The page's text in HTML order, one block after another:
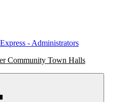
- Administrators
Community Town Halls